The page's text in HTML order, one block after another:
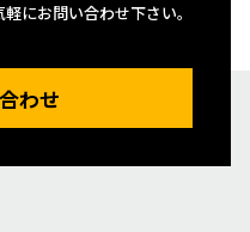
にお問い合わせ下さい。
わせ